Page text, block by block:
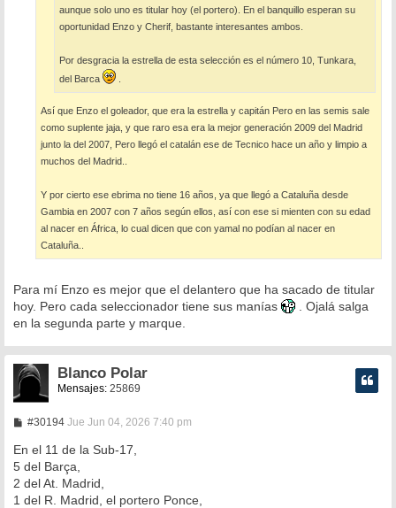
aunque solo uno es titular hoy (el portero). En el banquillo esperan su
oportunidad Enzo y Cherif, bastante interesantes ambos.
Por desgracia la estrella de esta selección es el número 10, Tunkara,
del Barca
Así que Enzo el goleador, que era la estrella y capitán Pero en las semis sale
como suplente jaja, y que raro esa era la mejor generación 2009 del Madrid
junto la del 2007, Pero llegó el catalán ese de Tecnico hace un año y limpio a
muchos del Madrid..
Y por cierto ese ebrima no tiene 16 años, ya que llegó a Cataluña desde
Gambia en 2007 con 7 años según ellos, así con ese si mienten con su edad
al nacer en África, lo cual dicen que con yamal no podían al nacer en
Cataluña..
Para mí Enzo es mejor que el delantero que ha sacado de titular
hoy. Pero cada seleccionador tiene sus manías
. Ojalá salga
en la segunda parte y marque.
Blanco Polar
Mensajes: 25869
#30194M
n
a
j
e
Jue Jun 04, 2026 7:40 pm
En el 11 de la Sub-17,
5 del Barça,
2 del At. Madrid,
1 del R. Madrid, el portero Ponce,